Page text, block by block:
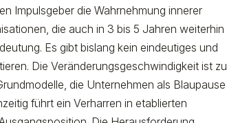
Impulsgeber die Wahrnehmung innerer
die auch in 3 bis 5 Jahren weiterhin
Es gibt bislang kein eindeutiges und
Die Veränderungsgeschwindigkeit ist zu
die Unternehmen als Blaupause
führt ein Verharren in etablierten